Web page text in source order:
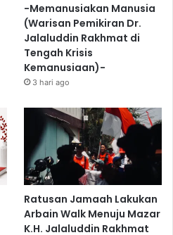
-Memanusiakan Manusia
(Warisan Pemikiran Dr.
Jalaluddin Rakhmat di
Tengah Krisis
Kemanusiaan)-
3 hari ago
Ratusan Jamaah Lakukan
Arbain Walk Menuju Mazar
K.H. Jalaluddin Rakhmat